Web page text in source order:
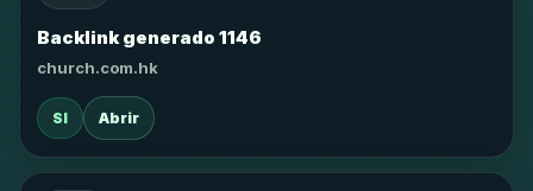
Backlink generado 1146
church.com.hk
SI Abrir